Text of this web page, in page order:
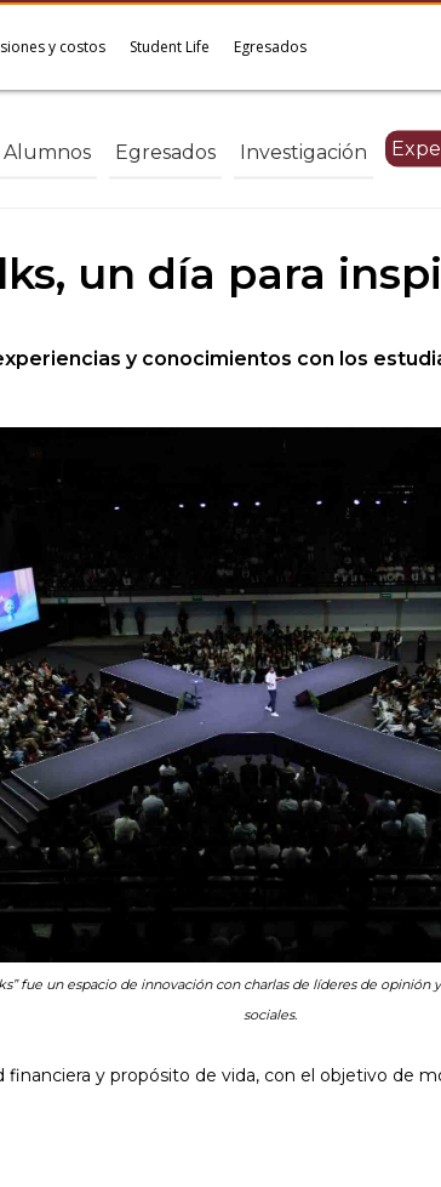
y costos Student Life Egresados
Alumnos Egresados Investigación
un día para
y conocimientos con los
fue un espacio de innovación con charlas de líderes de opinión
sociales.
y propósito de vida, con el objetivo de